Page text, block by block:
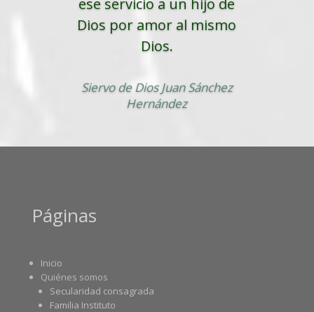
ese servicio a un hijo de
Dios por amor al mismo
Dios.
Siervo de Dios Juan Sánchez
Hernández
Páginas
Inicio
Quiénes somos
Secularidad consagrada
Familia Instituto